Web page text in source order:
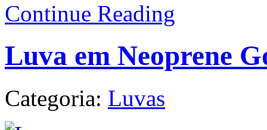
Continue Reading
Luva em Neoprene
Categoria: Luvas